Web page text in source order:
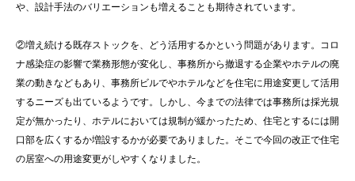
や、設計手法のバリエーションも増えることも期待されています。
②増え続ける既存ストックを、どう活用するかという問題があります。コロ
ナ感染症の影響で業務形態が変化し、事務所から撤退する企業やホテルの廃
業の動きなどもあり、事務所ビルでやホテルなどを住宅に用途変更して活用
するニーズも出ているようです。しかし、今までの法律では事務所は採光規
定が無かったり、ホテルにおいては規制が緩かったため、住宅とするには開
口部を広くするか増設するかが必要でありました。そこで今回の改正で住宅
の居室への用途変更がしやすくなりました。